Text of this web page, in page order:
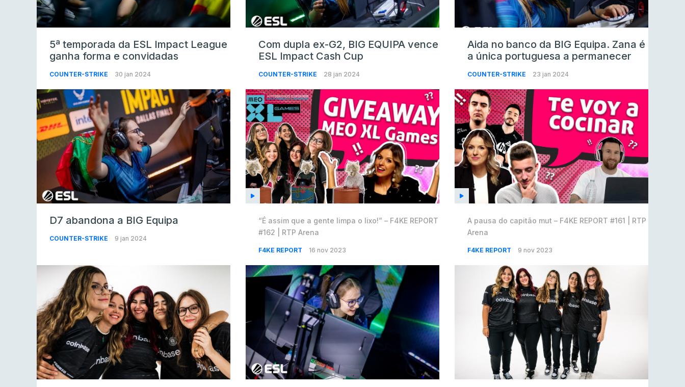
5ª temporada da ESL Impact League
ganha forma e convidadas
COUNTER-STRIKE 30 jan 2024
Com dupla ex-G2, BIG EQUIPA vence
ESL Impact Cash Cup
COUNTER-STRIKE 28 jan 2024
Aida no banco da BIG Equipa. Zana é
a única portuguesa a permanecer
COUNTER-STRIKE 23 jan 2024
D7 abandona a BIG Equipa
COUNTER-STRIKE 9 jan 2024
“É assim que a gente limpa o lixo!” – F4KE REPORT
#162 | RTP Arena
F4KE REPORT 16 nov 2023
A pausa do capitão mut – F4KE REPORT #161 | RTP
Arena
F4KE REPORT 9 nov 2023